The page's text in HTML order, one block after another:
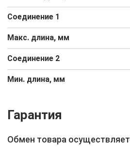
Соединение 1
Макс. длина, мм
Cоединение 2
Мин. длина, мм
Гарантия
Обмен товара